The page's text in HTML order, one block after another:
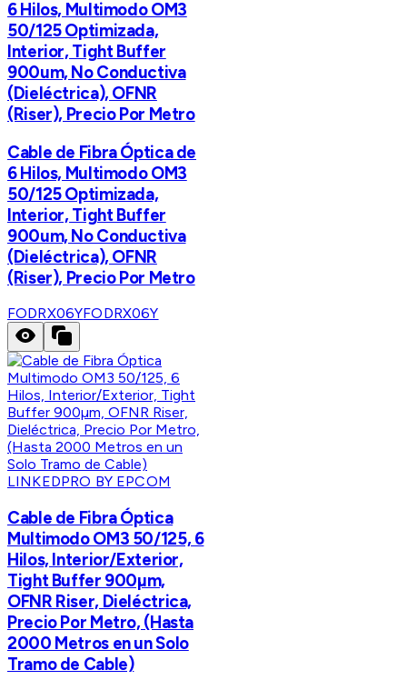
6 Hilos, Multimodo OM3
50/125 Optimizada,
Interior, Tight Buffer
900um, No Conductiva
(Dieléctrica), OFNR
(Riser), Precio Por Metro
Cable de Fibra Óptica de
6 Hilos, Multimodo OM3
50/125 Optimizada,
Interior, Tight Buffer
900um, No Conductiva
(Dieléctrica), OFNR
(Riser), Precio Por Metro
FODRX06YFODRX06Y
LINKEDPRO BY EPCOM
Cable de Fibra Óptica
Multimodo OM3 50/125, 6
Hilos, Interior/Exterior,
Tight Buffer 900µm,
OFNR Riser, Dieléctrica,
Precio Por Metro, (Hasta
2000 Metros en un Solo
Tramo de Cable)